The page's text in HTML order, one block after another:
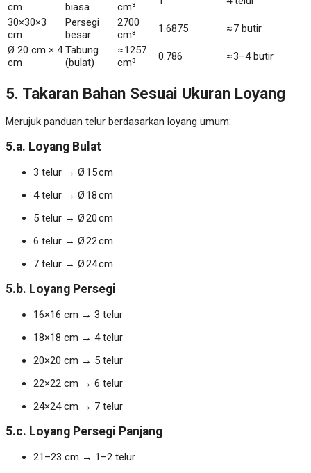
cm
biasa
cm³
30×30×3
cm
Persegi
besar
2700
cm³
1.6875
≈ 7 butir
Ø 20 cm × 4
cm
Tabung
(bulat)
≈ 1257
cm³
0.786 ≈ 3–4 butir
5. Takaran Bahan Sesuai Ukuran Loyang
Merujuk panduan telur berdasarkan loyang umum:
5.a. Loyang Bulat
3 telur → Ø 15 cm
4 telur → Ø 18 cm
5 telur → Ø 20 cm
6 telur → Ø 22 cm
7 telur → Ø 24 cm
5.b. Loyang Persegi
16×16 cm → 3 telur
18×18 cm → 4 telur
20×20 cm → 5 telur
22×22 cm → 6 telur
24×24 cm → 7 telur
5.c. Loyang Persegi Panjang
21–23 cm → 1–2 telur